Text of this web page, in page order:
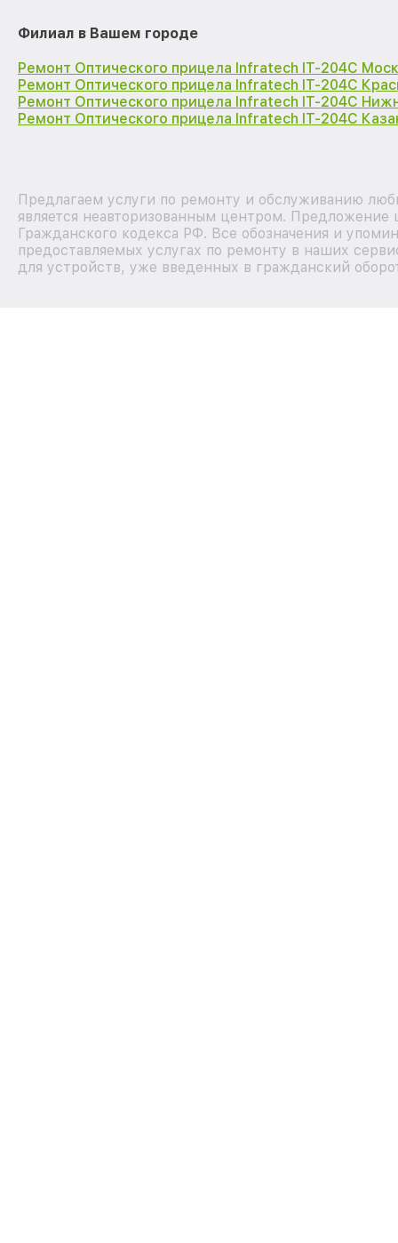
Филиал в Вашем городе
Ремонт Оптического прицела Infratech IT-204C
Ремонт Оптического прицела Infratech IT-204C
Ремонт Оптического прицела Infratech IT-204C
Ремонт Оптического прицела Infratech IT-204C
Предлагаем услуги по ремонту и обслуживанию
является неавторизованным центром.
Гражданского кодекса РФ. Все обозначения и
предоставляемых услугах по ремонту в наших
для устройств, уже введенных в гражданский